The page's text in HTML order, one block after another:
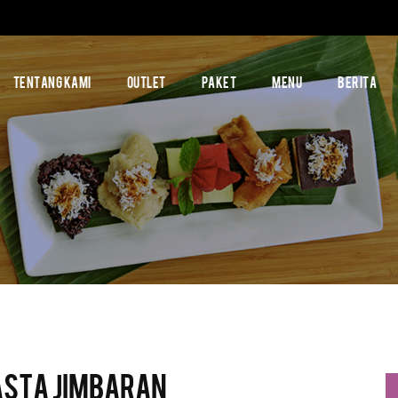
TENTANG KAMI OUTLET PAKET MENU BERITA
Jimbaran